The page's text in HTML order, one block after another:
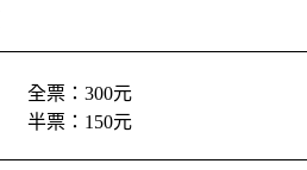
全票：300元
半票：150元